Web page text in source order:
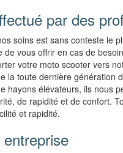
par des
soins est sans conteste le
vous offrir en cas de
votre moto scooter vers
la toute dernière génération
hayons élévateurs, ils nous
de rapidité et de confort.
et rapidité.